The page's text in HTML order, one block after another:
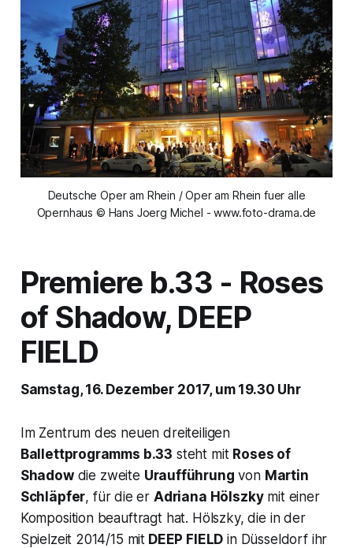
Deutsche Oper am Rhein / Oper am Rhein fuer alle
Opernhaus © Hans Joerg Michel - www.foto-drama.de
Premiere b.33 - Roses
of Shadow, DEEP
FIELD
Samstag, 16. Dezember 2017, um 19.30 Uhr
Im Zentrum des neuen dreiteiligen
Ballettprogramms b.33 steht mit Roses of
Shadow die zweite Uraufführung von Martin
Schläpfer, für die er Adriana Hölszkymit einer
Komposition beauftragt hat. Hölszky, die in der
Spielzeit 2014/15 mit DEEP FIELD in Düsseldorf ihr